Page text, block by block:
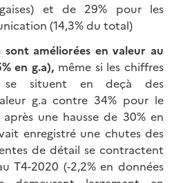
et de 29% pour les
(14,3% du total)
améliorées en valeur au
en g.a), même si les chiffres
situent en deçà des
g.a contre 34% pour le
une hausse de 30% en
enregistré une chutes des
de détail se contractent
T4-2020 (-2,2% en données